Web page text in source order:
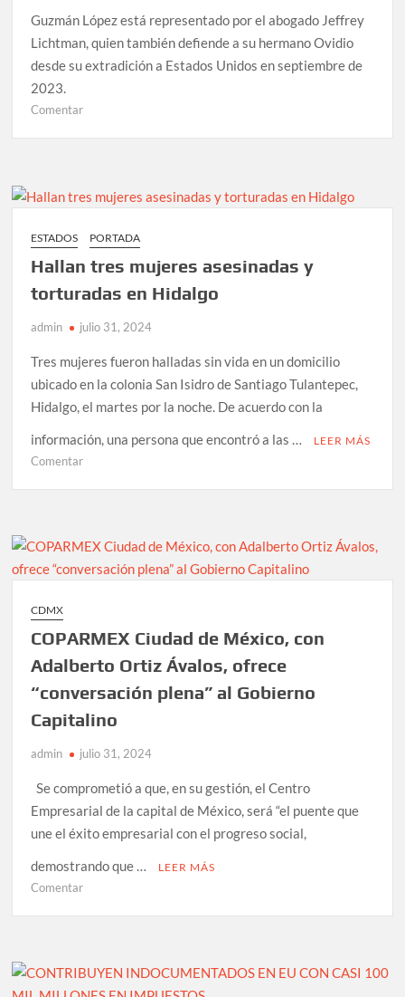
Guzmán López está representado por el abogado Jeffrey
Lichtman, quien también defiende a su hermano Ovidio
desde su extradición a Estados Unidos en septiembre de
2023.
Comentaren
DECLARA
EN
SU
PRIMERA
EN
ESTADOS PORTADA
Hallan tres mujeres asesinadas y
torturadas en Hidalgo
admin julio 31, 2024
Tres mujeres fueron halladas sin vida en un domicilio
ubicado en la colonia San Isidro de Santiago Tulantepec,
Hidalgo, el martes por la noche. De acuerdo con la
información, una persona que encontró a las …
LEER MÁS
Comentaren
asesinadas
torturadas
CDMX
COPARMEX Ciudad de México, con
Adalberto Ortiz Ávalos, ofrece
“conversación plena” al Gobierno
Capitalino
admin julio 31, 2024
Se comprometió a que, en su gestión, el Centro
Empresarial de la capital de México, será “el puente que
une el éxito empresarial con el progreso social,
demostrando que …
LEER MÁS
Comentaren
México,